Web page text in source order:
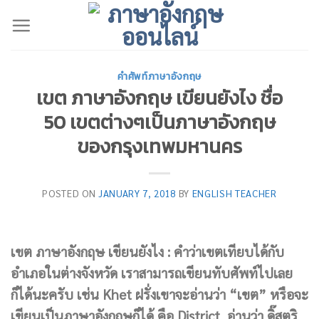
คำศัพท์ภาษาอังกฤษ
เขต ภาษาอังกฤษ เขียนยังไง ชื่อ
50 เขตต่างๆเป็นภาษาอังกฤษ
ของกรุงเทพมหานคร
POSTED ON JANUARY 7, 2018 BY ENGLISH TEACHER
เขต ภาษาอังกฤษ เขียนยังไง : คำว่าเขตเทียบได้กับ
อำเภอในต่างจังหวัด เราสามารถเขียนทับศัพท์ไปเลย
ก็ได้นะครับ เช่น Khet ฝรั่งเขาจะอ่านว่า “เขต” หรือจะ
เขียนเป็นภาษาอังกฤษก็ได้ คือ District อ่านว่า ดิ๊สตริ